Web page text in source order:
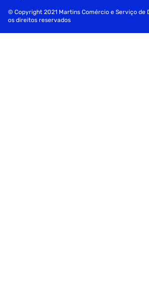
© Copyright 2021 Martins Comércio e Serviço de
os direitos reservados